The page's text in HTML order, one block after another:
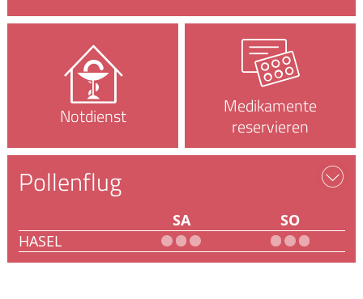
Notdienst
Medikamente
reservieren
Pollenflug
SA
SO
HASEL